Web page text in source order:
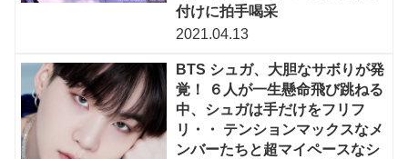
付けに拍手喝采
2021.04.13
BTS シュガ、大胆なサボりが発
覚！ ６人が一生懸命飛び跳ねる
中、シュガは手だけをフリフ
リ・・ テンションマックスなメ
ンバーたちと超マイペースなシ